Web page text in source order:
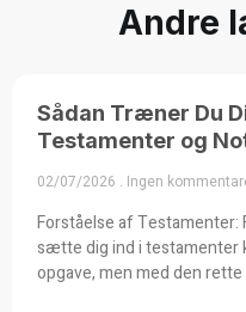
Andre
Sådan Træner Du
Testamenter og
02/07/2026 Ingen
Forståelse af
sætte dig ind i testamenter
opgave, men med den